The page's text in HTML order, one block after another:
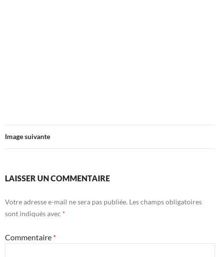
Image suivante
LAISSER UN COMMENTAIRE
Votre adresse e-mail ne sera pas publiée. Les champs obligatoires
sont indiqués avec *
Commentaire *